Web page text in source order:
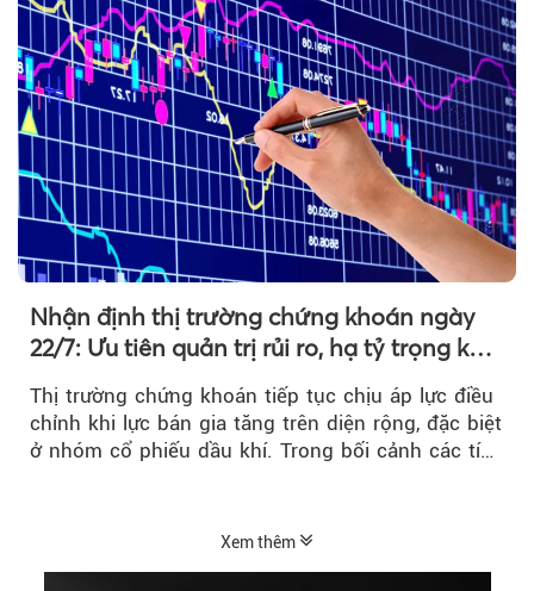
Nhận định thị trường chứng khoán ngày
22/7: Ưu tiên quản trị rủi ro, hạ tỷ trọng khi
Thị trường chứng khoán tiếp tục chịu áp lực điều
chỉnh khi lực bán gia tăng trên diện rộng, đặc biệt
ở nhóm cổ phiếu dầu khí. Trong bối cảnh các tín
Xem thêm